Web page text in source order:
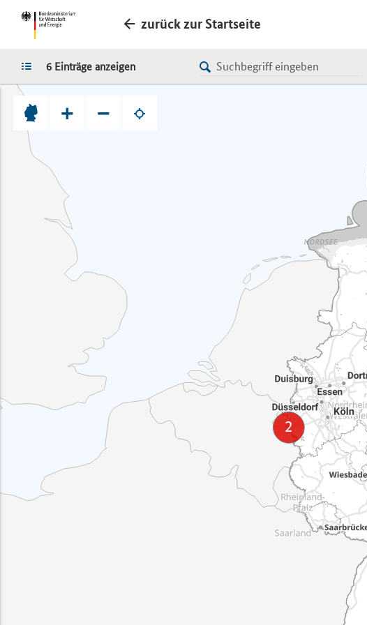
zurück zur Startseite
LISTE
6 Einträge anzeigen
+ −